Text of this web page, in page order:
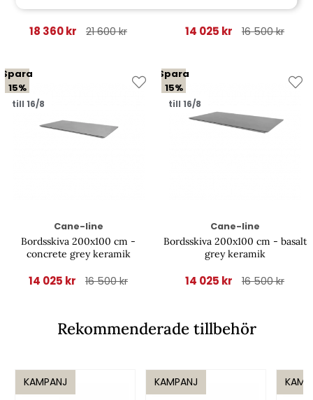
18 360 kr 21 600 kr 14 025 kr 16 500 kr
Spara
15%
till 16/8
Cane-line
Bordsskiva 200x100 cm -
concrete grey keramik
14 025 kr 16 500 kr
Spara
15%
till 16/8
Cane-line
Bordsskiva 200x100 cm - basalt
grey keramik
14 025 kr 16 500 kr
Rekommenderade tillbehör
KAMPANJ KAMPANJ